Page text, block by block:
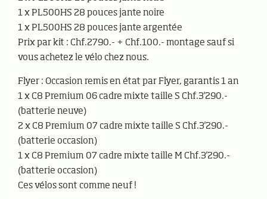
1 x PL500HS 28 pouces jante noire
1 x PL500HS 28 pouces jante argentée
Prix par kit : Chf.2790.- + Chf.100.- montage sauf si
vous achetez le vélo chez nous.
Flyer : Occasion remis en état par Flyer, garantis 1 an
1 x C8 Premium 06 cadre mixte taille S Chf.3'290.-
(batterie neuve)
2 x C8 Premium 07 cadre mixte taille S Chf.3'290.-
(batterie occasion)
1 x C8 Premium 07 cadre mixte taille M Chf.3'290.-
(batterie occasion)
Ces vélos sont comme neuf !